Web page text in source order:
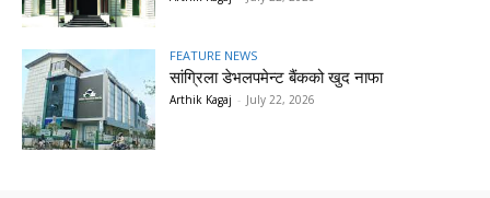
FEATURE NEWS
सांग्रिला डेभलपमेन्ट बैंकको खुद नाफा
Arthik Kagaj - July 22, 2026